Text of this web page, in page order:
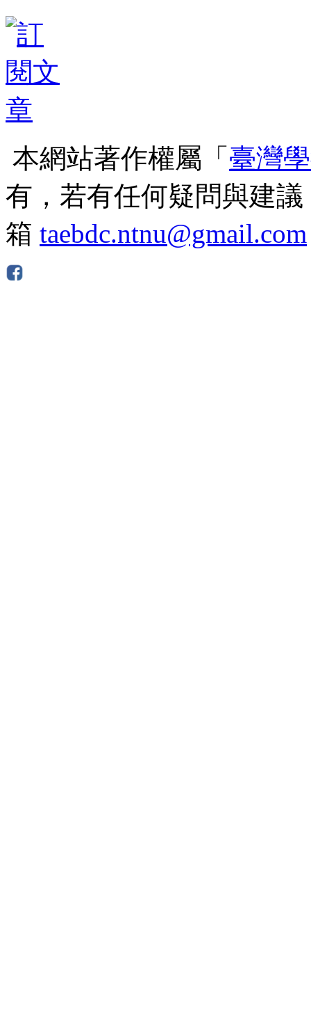
本網站著作權屬「 臺灣
有，若有任何疑問與建
箱 taebdc.ntnu@gmail.com